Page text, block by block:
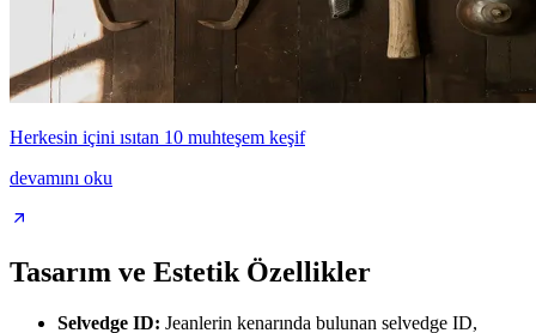
Herkesin içini ısıtan 10 muhteşem keşif
devamını oku
Tasarım ve Estetik Özellikler
Selvedge ID: Jeanlerin kenarında bulunan selvedge ID,